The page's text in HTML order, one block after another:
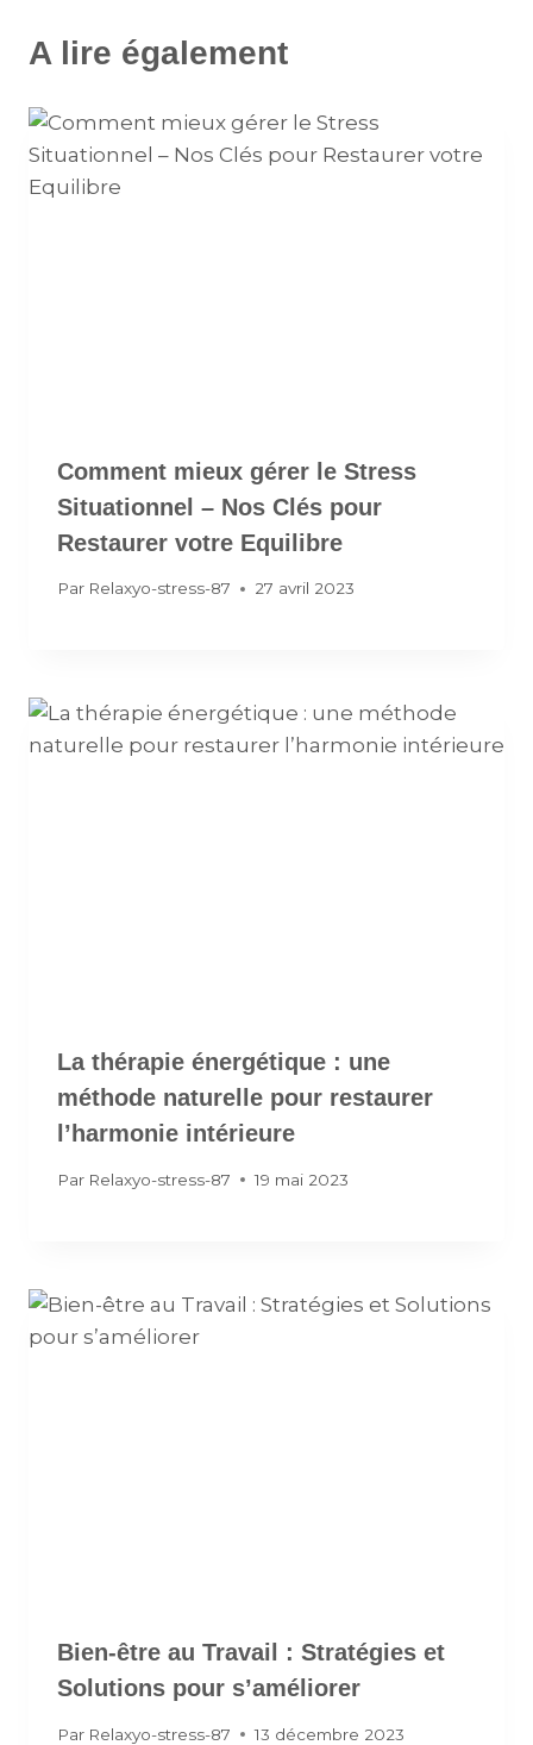
A lire également
Comment mieux gérer le Stress
Situationnel – Nos Clés pour
Restaurer votre Equilibre
Par Relaxyo-stress-87 27 avril 2023
La thérapie énergétique : une
méthode naturelle pour restaurer
l’harmonie intérieure
Par Relaxyo-stress-87 19 mai 2023
Bien-être au Travail : Stratégies et
Solutions pour s’améliorer
Par Relaxyo-stress-87 13 décembre 2023